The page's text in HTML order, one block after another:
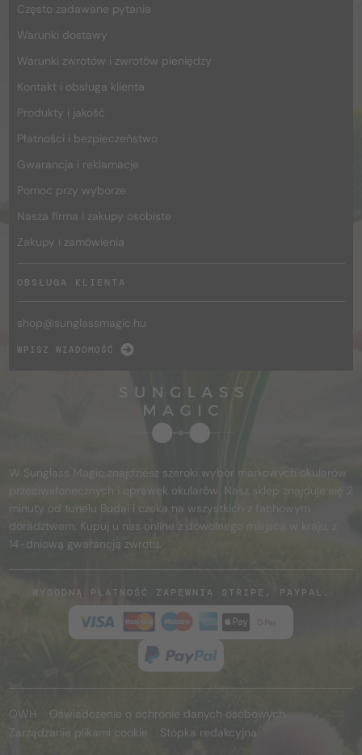
Często zadawane pytania
Warunki dostawy
Warunki zwrotów i zwrotów pieniędzy
Kontakt i obsługa klienta
Produkty i jakość
Płatności i bezpieczeństwo
Gwarancja i reklamacje
Pomoc przy wyborze
Nasza firma i zakupy osobiste
Zakupy i zamówienia
OBSŁUGA KLIENTA
shop@sunglassmagic.hu
WPISZ WIADOMOŚĆ
W Sunglass Magic znajdziesz szeroki wybór markowych okularów
przeciwsłonecznych i oprawek okularów. Nasz sklep znajduje się 2
minuty od tunelu Budai i czeka na wszystkich z fachowym
doradztwem. Kupuj u nas online z dowolnego miejsca w kraju, z
14-dniową gwarancją zwrotu.
WYGODNĄ PŁATNOŚĆ ZAPEWNIA STRIPE, PAYPAL.
OWH
Oświadczenie o ochronie danych osobowych
Zarządzanie plikami cookie
Stopka redakcyjna